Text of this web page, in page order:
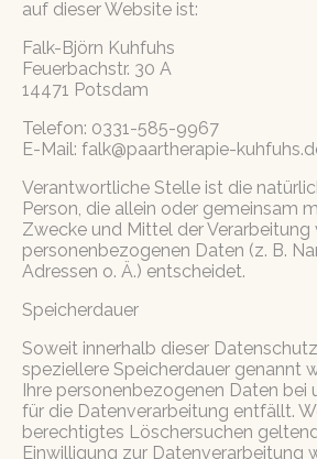
auf dieser Website ist:
Falk-Björn Kuhfuhs
Feuerbachstr. 30 A
14471 Potsdam
Telefon: 0331-585-9967
E-Mail: falk@paartherapie-
Verantwortliche Stelle ist die
Person, die allein oder gemeinsam
Zwecke und Mittel der Verarbeitung
personenbezogenen Daten (z. B.
Adressen o. Ä.) entscheidet.
Speicherdauer
Soweit innerhalb dieser
speziellere Speicherdauer genannt
Ihre personenbezogenen Daten bei
für die Datenverarbeitung entfällt.
berechtigtes Löschersuchen
Einwilligung zur Datenverarbeitung